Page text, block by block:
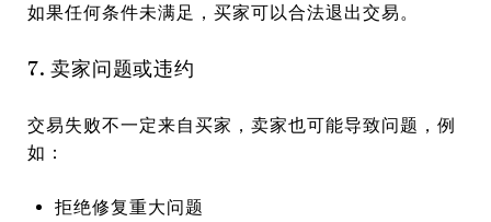
如果任何条件未满足，买家可以合法退出交易。
7. 卖家问题或违约
交易失败不一定来自买家，卖家也可能导致问题，例
如：
拒绝修复重大问题